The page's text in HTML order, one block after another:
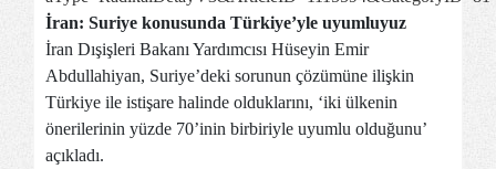
İran: Suriye konusunda Türkiye’yle uyumluyuz
İran Dışişleri Bakanı Yardımcısı Hüseyin Emir
Abdullahiyan, Suriye’deki sorunun çözümüne ilişkin
Türkiye ile istişare halinde olduklarını, ‘iki ülkenin
önerilerinin yüzde 70’inin birbiriyle uyumlu olduğunu’
açıkladı.